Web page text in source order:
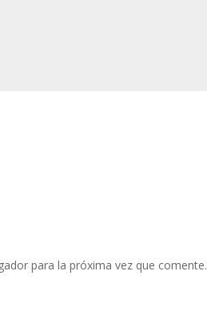
para la próxima vez que comente.